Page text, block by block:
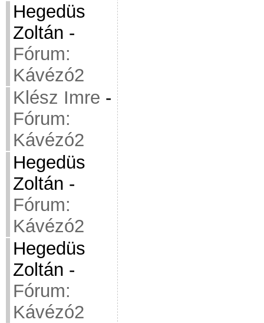
Hegedüs
Zoltán -
Fórum:
Kávézó2
Klész Imre -
Fórum:
Kávézó2
Hegedüs
Zoltán -
Fórum:
Kávézó2
Hegedüs
Zoltán -
Fórum:
Kávézó2